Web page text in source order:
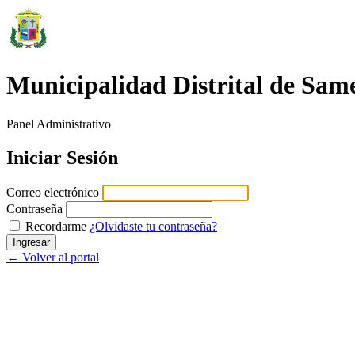
Municipalidad Distrital de
Panel Administrativo
Iniciar Sesión
Correo electrónico
Contraseña
Recordarme ¿Olvidaste tu contraseña?
Ingresar
← Volver al portal